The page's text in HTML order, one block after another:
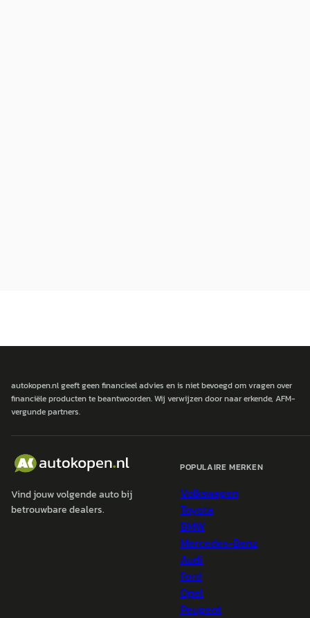
autokopen.nl geeft geen financieel advies en is niet bevoegd om vragen over
financiële producten te beantwoorden. Wij verwijzen door naar erkende, AFM-
vergunde partners.
Vind jouw volgende auto bij
betrouwbare dealers.
POPULAIRE MERKEN
Volkswagen
Toyota
BMW
Mercedes-Benz
Audi
Ford
Opel
Peugeot